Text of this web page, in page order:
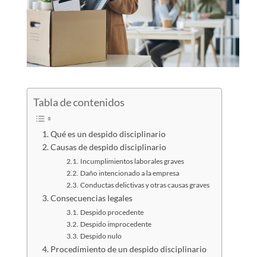
Tabla de contenidos
Qué es un despido disciplinario
Causas de despido disciplinario
Incumplimientos laborales graves
Daño intencionado a la empresa
Conductas delictivas y otras causas graves
Consecuencias legales
Despido procedente
Despido improcedente
Despido nulo
Procedimiento de un despido disciplinario